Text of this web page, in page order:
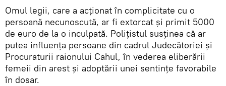
Omul legii, care a acționat în complicitate cu o
persoană necunoscută, ar fi extorcat și primit 5000
de euro de la o inculpată. Polițistul susținea că ar
putea influența persoane din cadrul Judecătoriei și
Procuraturii raionului Cahul, în vederea eliberării
femeii din arest şi adoptării unei sentințe favorabile
în dosar.